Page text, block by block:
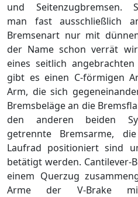
und Seitenzugbremsen.
man fast ausschließlich
Bremsenart nur mit
der Name schon verrät
eines seitlich
gibt es einen C-förmigen
Arm, die sich
Bremsbeläge an die
den anderen beiden
getrennte Bremsarme,
Laufrad positioniert sind
betätigt werden. Cantilever-
einem Querzug
Arme der V-Brake